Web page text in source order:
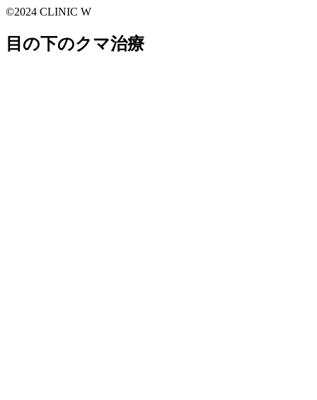
©2024 CLINIC W
目の下のクマ治療